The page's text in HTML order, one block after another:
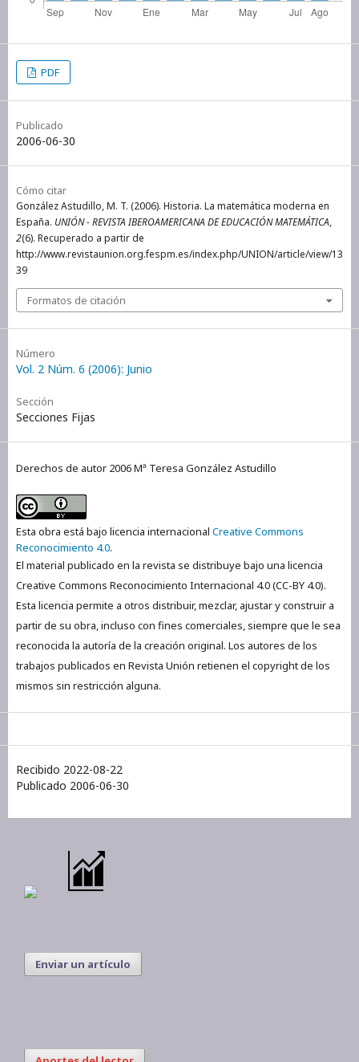
PDF
Publicado
2006-06-30
Cómo citar
González Astudillo, M. T. (2006). Historia. La matemática moderna en
España. UNIÓN - REVISTA IBEROAMERICANA DE EDUCACIÓN MATEMÁTICA,
2(6). Recuperado a partir de
http://www.revistaunion.org.fespm.es/index.php/UNION/article/view/13
39
Formatos de citación
Número
Vol. 2 Núm. 6 (2006): Junio
Sección
Secciones Fijas
Derechos de autor 2006 Mª Teresa González Astudillo
Esta obra está bajo licencia internacional Creative Commons
Reconocimiento 4.0.
El material publicado en la revista se distribuye bajo una licencia
Creative Commons Reconocimiento Internacional 4.0 (CC-BY 4.0).
Esta licencia permite a otros distribuir, mezclar, ajustar y construir a
partir de su obra, incluso con fines comerciales, siempre que le sea
reconocida la autoría de la creación original. Los autores de los
trabajos publicados en Revista Unión retienen el copyright de los
mismos sin restricción alguna.
Recibido 2022-08-22
Publicado 2006-06-30
Enviar un artículo